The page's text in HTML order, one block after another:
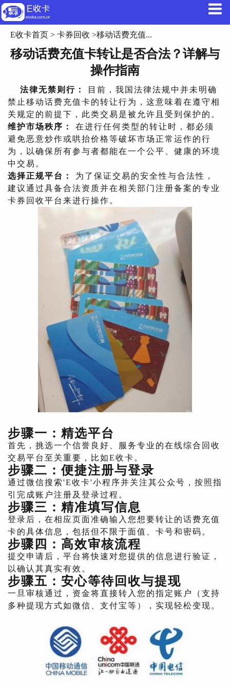
E收卡首页 > 卡券回收 >移动话费充值...
移动话费充值卡转让是否合法？详解与
操作指南
法律无禁则行：
目前，我国法律法规中并未明确
禁止移动话费充值卡的转让行为，这意味着在遵守相
关规定的前提下，此类交易是被允许且受到保护的。
维护市场秩序：
在进行任何类型的转让时，都必须
避免恶意炒作或哄抬价格等破坏市场正常运作的行
为，以确保所有参与者都能在一个公平、健康的环境
中交易。
选择正规平台：
为了保证交易的安全性与合法性，
建议通过具备合法资质并在相关部门注册备案的专业
卡券回收平台来进行操作。
步骤一：精选平台
首先，挑选一个信誉良好、服务专业的在线综合回收
交易平台至关重要，比如E收卡。
步骤二：便捷注册与登录
通过微信搜索'E收卡'小程序并关注其公众号，按照指
引完成账户注册及登录过程。
步骤三：精准填写信息
登录后，在相应页面准确输入您想要转让的话费充值
卡的具体信息，包括但不限于面值、卡号和密码。
步骤四：高效审核流程
提交申请后，平台将快速对您提供的信息进行验证，
以确认其真实有效。
步骤五：安心等待回收与提现
一旦审核通过，资金将直接转入您的指定账户（支持
多种提现方式如微信、支付宝等），实现轻松变现。